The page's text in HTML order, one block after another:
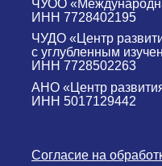
ЧУДО «Центр
с углубленным
ИНН 7728502263
АНО «Центр
ИНН 5017129442
ЧУОО
ИНН 7728402195
Согласие на